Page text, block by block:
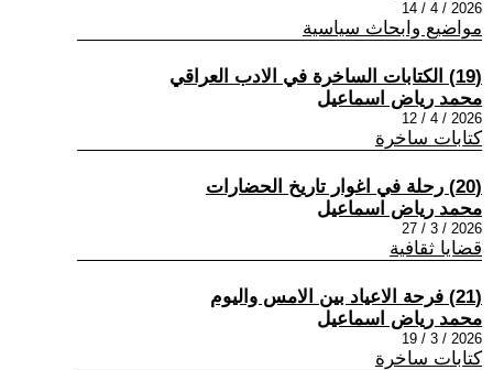
2026 / 4 / 14
مواضيع وابحاث سياسية
(19) الكتابات الساخرة في الادب العراقي
محمد رياض اسماعيل
2026 / 4 / 12
كتابات ساخرة
(20) رحلة في اغوار تاريخ الحضارات
محمد رياض اسماعيل
2026 / 3 / 27
قضايا ثقافية
(21) فرحة الاعياد بين الامس واليوم
محمد رياض اسماعيل
2026 / 3 / 19
كتابات ساخرة